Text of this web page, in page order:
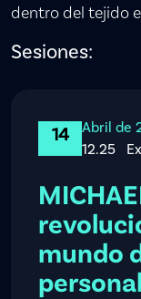
dentro del tejido
Sesiones:
14
Abril de
12.25
mundo